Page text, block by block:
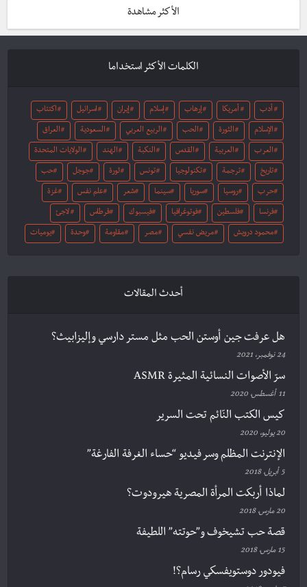
الأكثر مشاهدة
الكلمات الأكثر استخداما
أدب أمريكا إرهاب إسلام إيران اسرائيل اكتئاب
الإسلام الثورة الحب الربيع العربي السعودية العراق
العرب العربية القدس النكبة الهند الولايات المتحدة
تاريخ ترجمة تكنولوجيا تونس ثورة جوجل حب
حرب روسيا سوريا سينما شعر علم نفس غزة
فرنسا فلسطين فوتوغرافيا فيسبوك قرطاس لاجئ
محمود درويش مريض نفسي مصر مقاومة وحدة يوميات
أحدث المقالات
هل عرفت جين أوستن الحب مثل مستر دارسي وإليزابيث؟
24 نوفمبر، 2021
سرّ الأصوات النسائية المثيرة ASMR
11 أغسطس، 2020
كيس الكتب النّائم تحت السرير
20 يوليو، 2020
الإنترنت المظلم وسر فيديو “حساء الغرفة الفارغة”
5 أبريل، 2018
لماذا أربكت المرأة المصرية هيرودوت؟
20 مارس، 2018
قصة حب تشيخوف و”حوتته” اللطيفة
15 مارس، 2018
فيودور دوستويفسكي رسام؟!